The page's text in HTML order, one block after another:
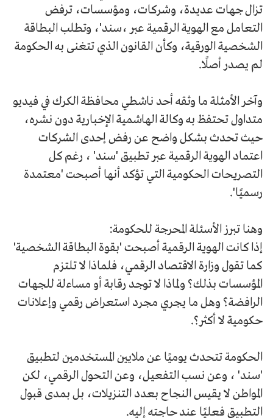
تزال جهات عديدة، وشركات، ومؤسسات، ترفض
التعامل مع الهوية الرقمية عبر ،سند'، وتطلب البطاقة
الشخصية الورقية، وكأن القانون الذي تتغنى به الحكومة
لم يصدر أصلًا.
وآخر الأمثلة ما وثقه أحد ناشطي محافظة الكرك في فيديو
متداول تحتفظ به وكالة الهاشمية الإخبارية دون نشره،
حيث تحدث بشكل واضح عن رفض إحدى الشركات
اعتماد الهوية الرقمية عبر تطبيق 'سند' ، رغم كل
التصريحات الحكومية التي تؤكد أنها أصبحت 'معتمدة
رسميًا'.
وهنا تبرز الأسئلة المحرجة للحكومة:
إذا كانت الهوية الرقمية أصبحت 'بقوة البطاقة الشخصية'
كما تقول وزارة الاقتصاد الرقمي، فلماذا لا تلتزم
المؤسسات بذلك؟ ولماذا لا توجد رقابة أو مساءلة للجهات
الرافضة؟ وهل ما يجري مجرد استعراض رقمي وإعلانات
حكومية لا أكثر؟.
الحكومة تتحدث يوميًا عن ملايين المستخدمين لتطبيق
'سند' ، وعن نسب التفعيل، وعن التحول الرقمي، لكن
المواطن لا يقيس النجاح بعدد التنزيلات، بل بمدى قبول
التطبيق فعليًا عند حاجته إليه.